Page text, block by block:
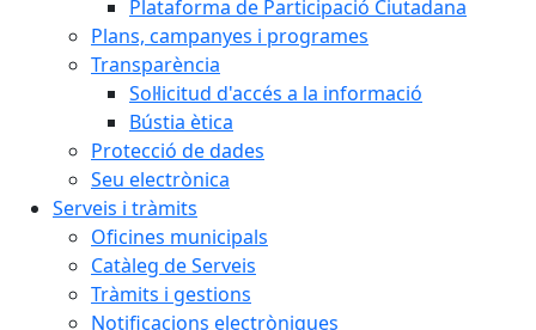
Plataforma de Participació Ciutadana
Plans, campanyes i programes
Transparència
Sol·licitud d'accés a la informació
Bústia ètica
Protecció de dades
Seu electrònica
Serveis i tràmits
Oficines municipals
Catàleg de Serveis
Tràmits i gestions
Notificacions electròniques